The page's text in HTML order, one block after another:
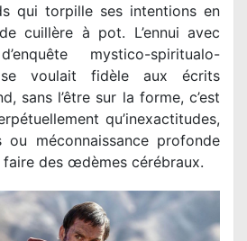
qui torpille ses intentions en
cuillère à pot. L’ennui avec
mystico-spiritualo-
voulait fidèle aux écrits
sans l’être sur la forme, c’est
qu’inexactitudes,
ou méconnaissance profonde
faire des œdèmes cérébraux.